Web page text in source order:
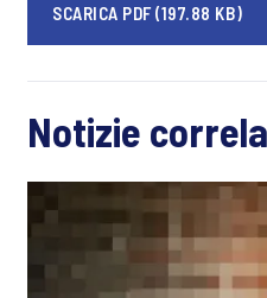
SCARICA PDF (197.88 KB)
Notizie